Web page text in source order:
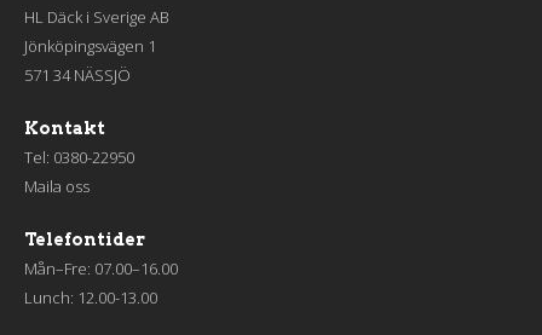
HL Däck i Sverige AB
Jönköpingsvägen 1
571 34 NÄSSJÖ
Kontakt
Tel: 0380-22950
Maila oss
Telefontider
Mån–Fre: 07.00–16.00
Lunch: 12.00-13.00